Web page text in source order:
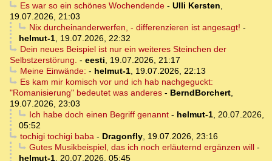
Es war so ein schönes Wochendende- Ulli Kersten,
19.07.2026, 21:03
Nix durcheinanderwerfen, - differenzieren ist angesagt! -
helmut-1, 19.07.2026, 22:32
Dein neues Beispiel ist nur ein weiteres Steinchen der
Selbstzerstörung. - eesti, 19.07.2026, 21:17
Meine Einwände: - helmut-1, 19.07.2026, 22:13
Es kam mir komisch vor und ich hab nachgeguckt:
"Romanisierung" bedeutet was anderes - BerndBorchert,
19.07.2026, 23:03
Ich habe doch einen Begriff genannt- helmut-1, 20.07.2026,
05:52
tochigi tochigi baba- Dragonfly, 19.07.2026, 23:16
Gutes Musikbeispiel, das ich noch erläuternd ergänzen will-
helmut-1, 20.07.2026, 05:45